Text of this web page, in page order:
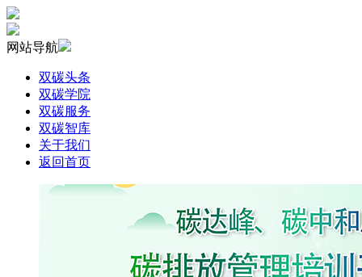
网站导航
双碳头条
双碳学院
双碳服务
双碳智库
关于我们
返回首页